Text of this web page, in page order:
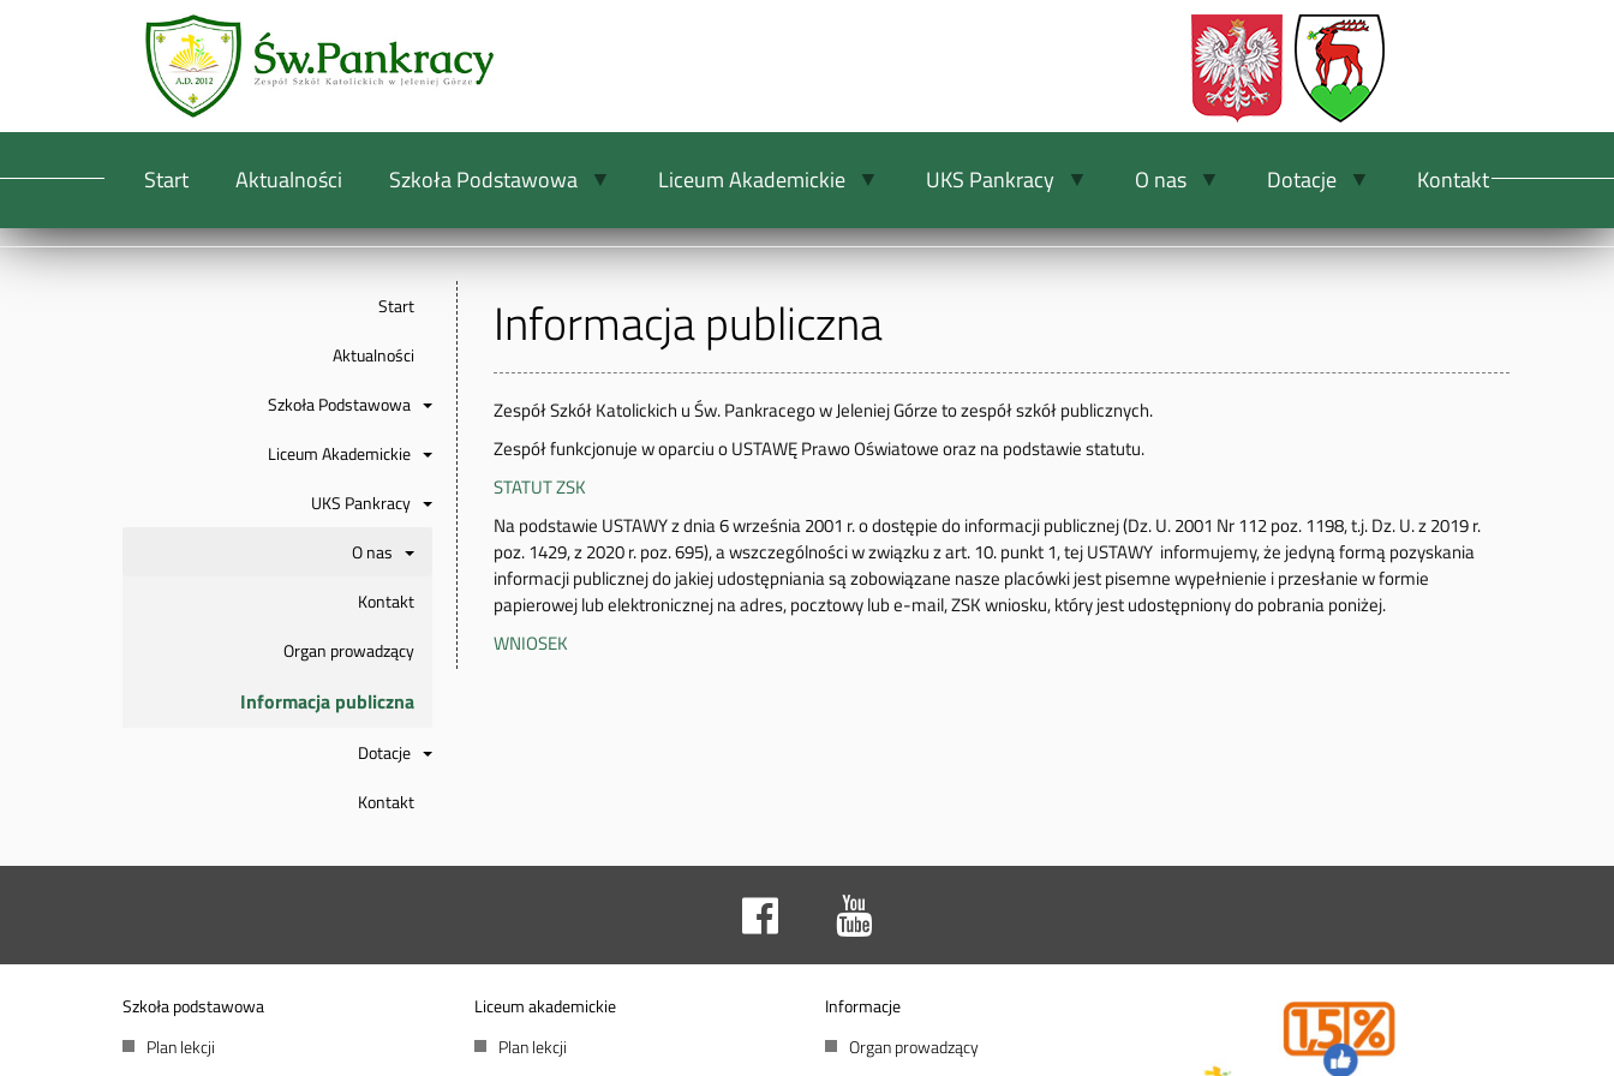
Start Aktualności Szkoła Podstawowa Liceum Akademickie UKS Pankracy O nas Dotacje Kontakt
Start
Aktualności
Szkoła Podstawowa
Liceum Akademickie
UKS Pankracy
O nas
Kontakt
Organ prowadzący
Informacja publiczna
Dotacje
Kontakt
Informacja publiczna
Zespół Szkół Katolickich u Św. Pankracego w Jeleniej Górze to zespół szkół publicznych.
Zespół funkcjonuje w oparciu o USTAWĘ Prawo Oświatowe oraz na podstawie statutu.
STATUT ZSK
Na podstawie USTAWY z dnia 6 września 2001 r. o dostępie do informacji publicznej (Dz. U. 2001 Nr 112 poz. 1198, t.j. Dz. U. z 2019 r.
poz. 1429, z 2020 r. poz. 695), a wszczególności w związku z art. 10. punkt 1, tej USTAWY informujemy, że jedyną formą pozyskania
informacji publicznej do jakiej udostępniania są zobowiązane nasze placówki jest pisemne wypełnienie i przesłanie w formie
papierowej lub elektronicznej na adres, pocztowy lub e-mail, ZSK wniosku, który jest udostępniony do pobrania poniżej.
WNIOSEK
Szkoła podstawowa
Plan lekcji
Liceum akademickie
Plan lekcji
Informacje
Organ prowadzący